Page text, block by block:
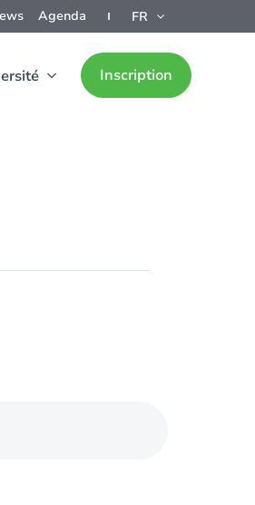
Agenda FR
Inscription